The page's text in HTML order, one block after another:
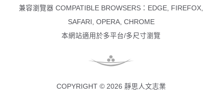
兼容瀏覽器 COMPATIBLE BROWSERS：EDGE, FIREFOX,
SAFARI, OPERA, CHROME
本網站適用於多平台/多尺寸瀏覽
COPYRIGHT © 2026 靜思人文志業